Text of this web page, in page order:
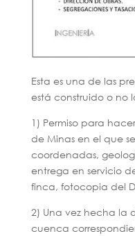
Esta es una de las
está construido o no
1) Permiso para
de Minas en el que
coordenadas,
entrega en servicio
finca, fotocopia del
2) Una vez hecha la
cuenca